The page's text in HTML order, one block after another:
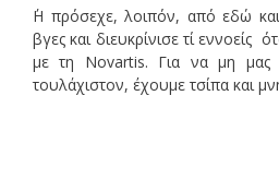
΄Η πρόσεχε, λοιπόν, από εδώ
βγες και διευκρίνισε τί εννοείς
με τη Novartis. Για να μη μας
τουλάχιστον, έχουμε τσίπα και